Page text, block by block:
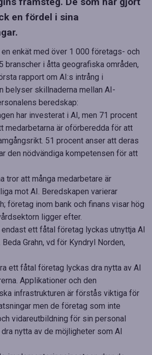
en fördel i sina
enkät med över 1 000 företags- och
branscher i åtta geografiska områden,
rapport om AI:s intrång i
belyser skillnaderna mellan AI-
beredskap:
har investerat i AI, men 71 procent
medarbetarna är oförberedda för att
51 procent anser att deras
den nödvändiga kompetensen för att
tror att många medarbetare är
mot AI. Beredskapen varierar
företag inom bank och finans visar hög
ligger efter.
ett fåtal företag lyckas utnyttja AI
Grahn, vd för Kyndryl Norden,
ett fåtal företag lyckas dra nytta av AI
Applikationer och den
infrastrukturen är förstås viktiga för
men de företag som inte
vidareutbildning för sin personal
nytta av de möjligheter som AI